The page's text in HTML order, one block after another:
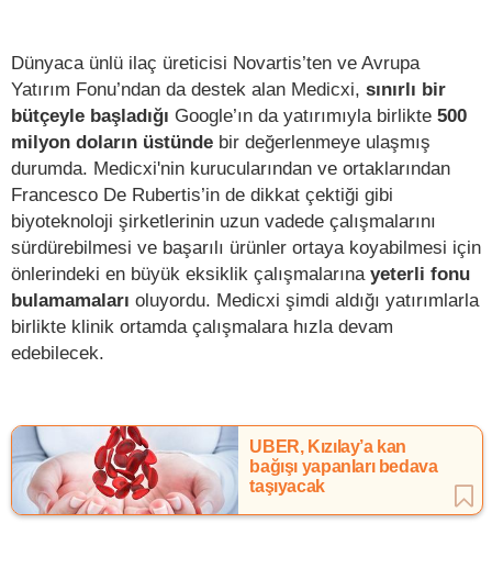
Dünyaca ünlü ilaç üreticisi Novartis’ten ve Avrupa
Yatırım Fonu’ndan da destek alan Medicxi, sınırlı bir
bütçeyle başladığı Google’ın da yatırımıyla birlikte 500
milyon doların üstünde bir değerlenmeye ulaşmış
durumda. Medicxi'nin kurucularından ve ortaklarından
Francesco De Rubertis’in de dikkat çektiği gibi
biyoteknoloji şirketlerinin uzun vadede çalışmalarını
sürdürebilmesi ve başarılı ürünler ortaya koyabilmesi için
önlerindeki en büyük eksiklik çalışmalarına yeterli fonu
bulamamaları oluyordu. Medicxi şimdi aldığı yatırımlarla
birlikte klinik ortamda çalışmalara hızla devam
edebilecek.
UBER, Kızılay’a kan
bağışı yapanları bedava
taşıyacak